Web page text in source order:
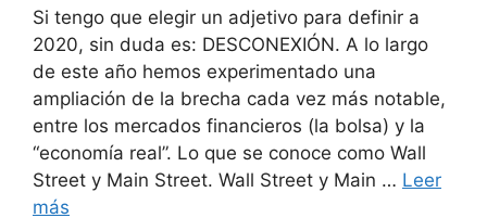
Si tengo que elegir un adjetivo para definir a
2020, sin duda es: DESCONEXIÓN. A lo largo
de este año hemos experimentado una
ampliación de la brecha cada vez más notable,
entre los mercados financieros (la bolsa) y la
“economía real”. Lo que se conoce como Wall
Street y Main Street. Wall Street y Main … Leer
más